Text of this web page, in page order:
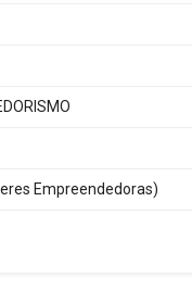
Empreendedoras)